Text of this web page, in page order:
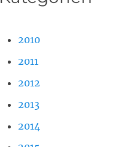
2010
2011
2012
2013
2014